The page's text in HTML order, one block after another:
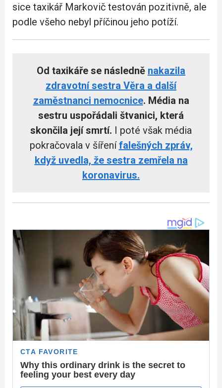
sice taxikář Markovič testován pozitivně, ale
podle všeho nebyl příčinou jeho potíží.
Od taxikáře se následně nakazila
zdravotní sestra Věra a další
zaměstnanci nemocnice. Média na
sestru uspořádali štvanici, která
skončila její smrtí. I poté však média
pokračovala v šířenífalešných zpráv,
když uvedla, že sestra zemřela na
koronavirus.